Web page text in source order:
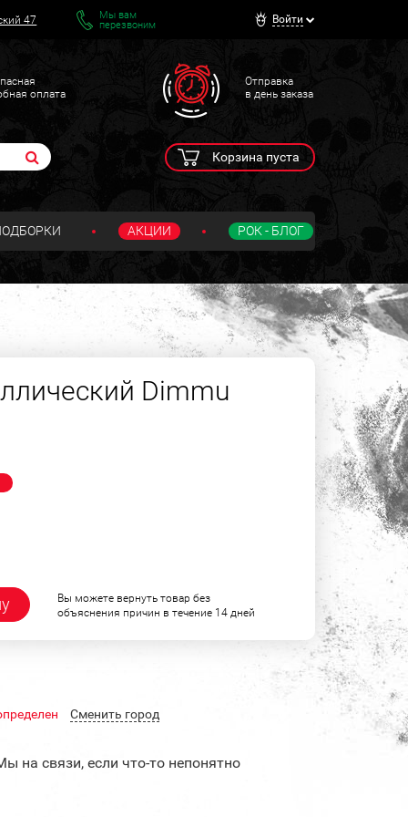
47
Мы вам
перезвоним
Войти
оплата
Отправка
в день заказа
Корзина пуста
АКЦИИ РОК - БЛОГ
Dimmu
Вы можете вернуть товар без
объяснения причин в течение 14 дней
Cменить город
на связи, если что-то непонятно